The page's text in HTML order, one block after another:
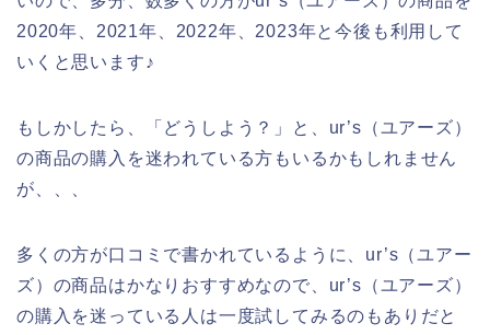
2020年、2021年、2022年、2023年と今後も利用して
いくと思います♪
もしかしたら、「どうしよう？」と、ur’s（ユアーズ）
の商品の購入を迷われている方もいるかもしれません
が、、、
多くの方が口コミで書かれているように、ur’s（ユアー
ズ）の商品はかなりおすすめなので、ur’s（ユアーズ）
の購入を迷っている人は一度試してみるのもありだと